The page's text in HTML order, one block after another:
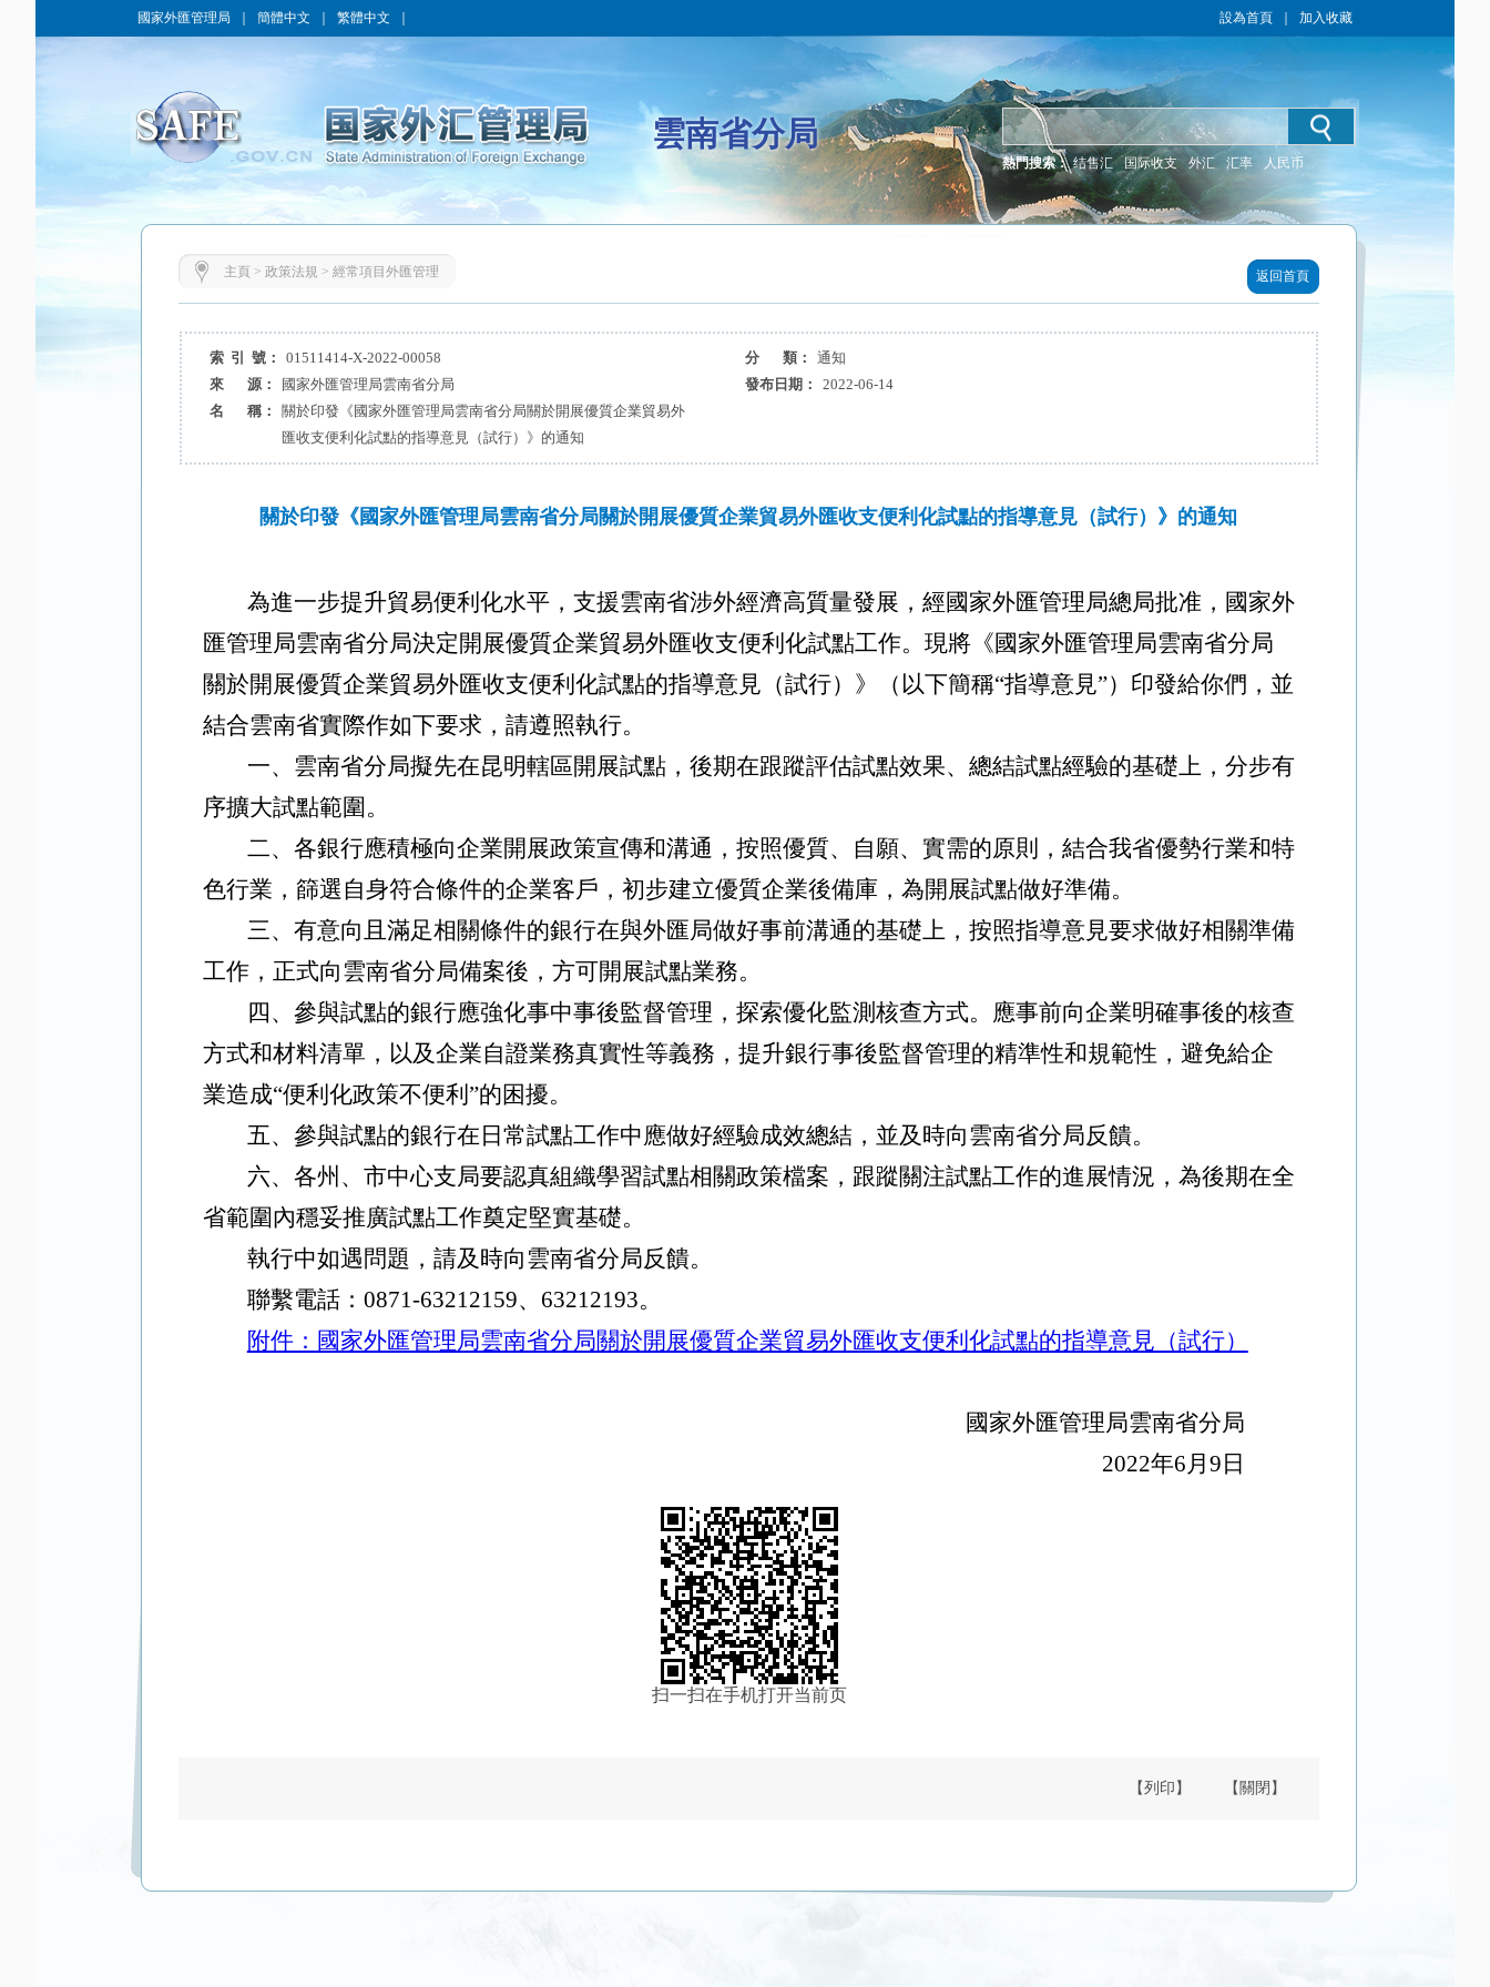
國家外匯管理局 簡體中文 繁體中文 設為首頁 加入收藏
雲南省分局
熱門搜索： 结售汇 国际收支 外汇 汇率 人民币
主頁 > 政策法規 > 經常項目外匯管理 返回首頁
索 引 號： 01511414-X-2022-00058 分 類：
通知
來 源：
國家外匯管理局雲南省分局 發布日期：
2022-06-14
名 稱：
關於印發《國家外匯管理局雲南省分局關於開展優質企業貿易外
匯收支便利化試點的指導意見（試行）》的通知
關於印發《國家外匯管理局雲南省分局關於開展優質企業貿易外匯收支便利化試點的指導意見（試行）》的通知
為進一步提升貿易便利化水平，支援雲南省涉外經濟高質量發展，經國家外匯管理局總局批准，國家外
匯管理局雲南省分局決定開展優質企業貿易外匯收支便利化試點工作。現將《國家外匯管理局雲南省分局
關於開展優質企業貿易外匯收支便利化試點的指導意見（試行）》（以下簡稱“指導意見”）印發給你們，並
結合雲南省實際作如下要求，請遵照執行。
一、雲南省分局擬先在昆明轄區開展試點，後期在跟蹤評估試點效果、總結試點經驗的基礎上，分步有
序擴大試點範圍。
二、各銀行應積極向企業開展政策宣傳和溝通，按照優質、自願、實需的原則，結合我省優勢行業和特
色行業，篩選自身符合條件的企業客戶，初步建立優質企業後備庫，為開展試點做好準備。
三、有意向且滿足相關條件的銀行在與外匯局做好事前溝通的基礎上，按照指導意見要求做好相關準備
工作，正式向雲南省分局備案後，方可開展試點業務。
四、參與試點的銀行應強化事中事後監督管理，探索優化監測核查方式。應事前向企業明確事後的核查
方式和材料清單，以及企業自證業務真實性等義務，提升銀行事後監督管理的精準性和規範性，避免給企
業造成“便利化政策不便利”的困擾。
五、參與試點的銀行在日常試點工作中應做好經驗成效總結，並及時向雲南省分局反饋。
六、各州、市中心支局要認真組織學習試點相關政策檔案，跟蹤關注試點工作的進展情況，為後期在全
省範圍內穩妥推廣試點工作奠定堅實基礎。
執行中如遇問題，請及時向雲南省分局反饋。
聯繫電話：0871-63212159、63212193。
附件：國家外匯管理局雲南省分局關於開展優質企業貿易外匯收支便利化試點的指導意見（試行）
國家外匯管理局雲南省分局
2022年6月9日
扫一扫在手机打开当前页
【列印】 【關閉】